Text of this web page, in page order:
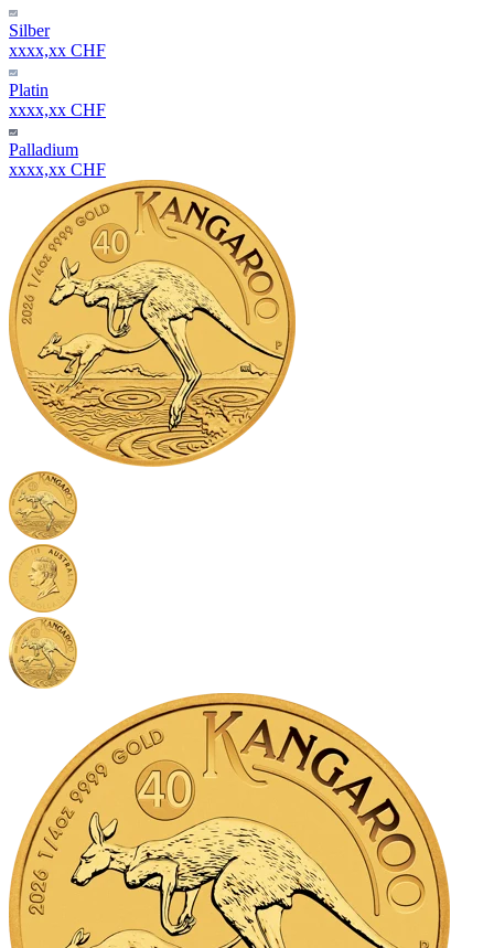
Silber
xxxx,xx CHF
Platin
xxxx,xx CHF
Palladium
xxxx,xx CHF